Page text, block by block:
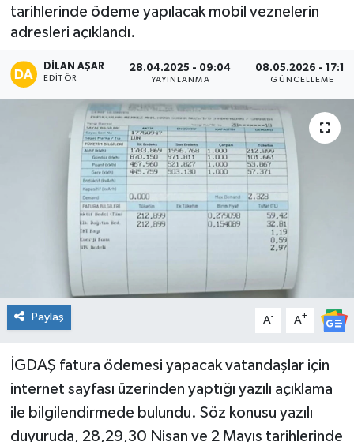
tarihlerinde ödeme yapılacak mobil veznelerin
adresleri açıklandı.
DILAN AŞAR
EDITÖR
28.04.2025 - 09:04
YAYINLANMA
08.05.2026 - 17:11
GÜNCELLEME
Paylaş A- A+
İGDAŞ fatura ödemesi yapacak vatandaşlar için
internet sayfası üzerinden yaptığı yazılı açıklama
ile bilgilendirmede bulundu. Söz konusu yazılı
duyuruda, 28,29,30 Nisan ve 2 Mayıs tarihlerinde
Resmi İlanlar
Spor
Teknoloji
Tatil ve Seyahat
Çevre
Okul Gazetesi
Haber Arşivi